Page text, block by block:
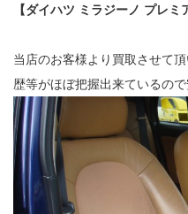
【ダイハツ ミラジーノ プレミ
当店のお客様より買取させて
歴等がほぼ把握出来ているの